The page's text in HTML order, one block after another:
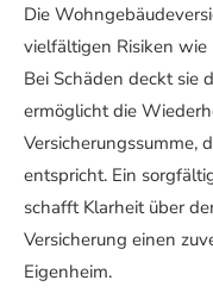
Die
vielfältigen Risiken wie
Bei Schäden deckt sie
ermöglicht die
Versicherungssumme,
entspricht. Ein
schafft Klarheit über
Versicherung einen
Eigenheim.